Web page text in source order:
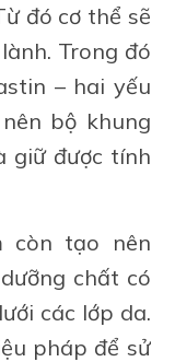
đó cơ thể sẽ
Trong đó
– hai yếu
bộ khung
giữ được tính
còn tạo nên
chất có
các lớp da.
pháp để sử